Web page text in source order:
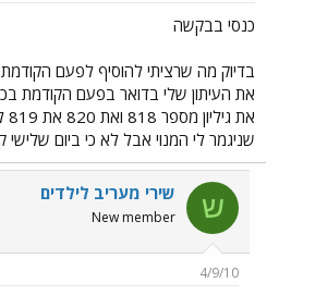
כנסי בבקשה
בדיוק מה שרציתי להוסיף לפעם
את העיתון שלי בדואר בפעם הקודמת
שניגמר לי המנוי אבל לא כי ביום שלישי
ש שירי מעריב לילדים
New member
4/9/10